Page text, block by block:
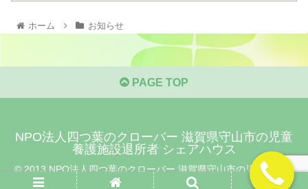
ホーム お知らせ
PAGE TOP
NPO法人四つ葉のクローバー 滋賀県守山市の児童
養護施設退所者 シェアハウス
© 2013 NPO法人四つ葉のクローバー 滋賀県守山市の児童養護施
設退所者 シェアハウス.